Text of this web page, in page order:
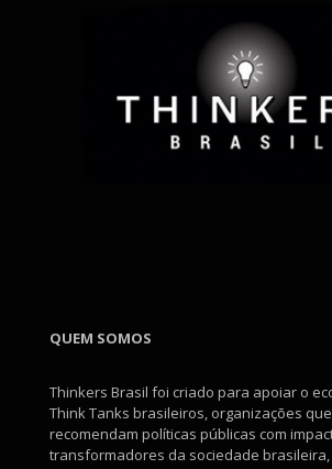
QUEM SOMOS
Thinkers Brasil foi criado para apoiar o
Think Tanks brasileiros, organizações
recomendam políticas públicas com
transformadores da sociedade